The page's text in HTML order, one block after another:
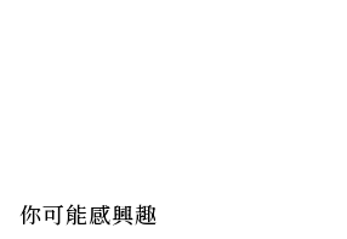
你可能感興趣